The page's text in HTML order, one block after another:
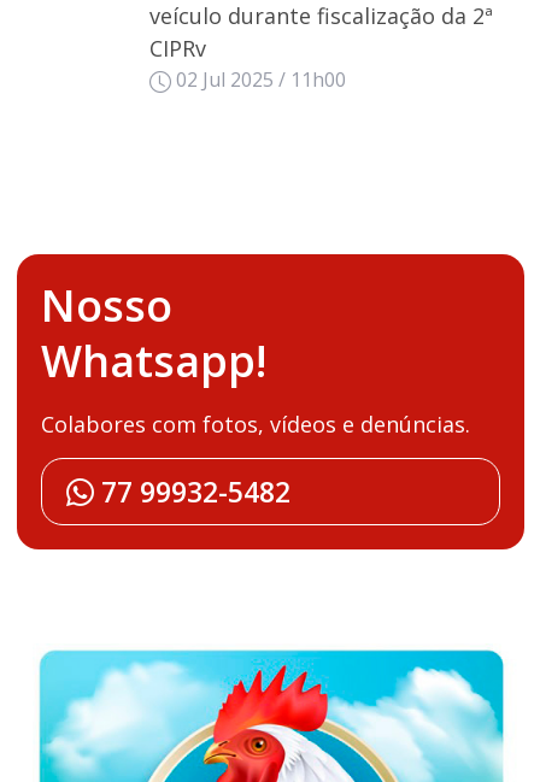
veículo durante fiscalização da 2ª
CIPRv
02 Jul 2025 / 11h00
Nosso
Whatsapp!
Colabores com fotos, vídeos e denúncias.
77 99932-5482